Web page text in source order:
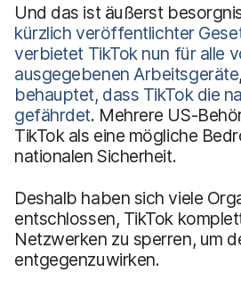
Und das ist äußerst
kürzlich veröffentlichter
verbietet TikTok nun für alle
ausgegebenen Arbeitsgeräte
behauptet, dass TikTok die
gefährdet. Mehrere US-
TikTok als eine mögliche
nationalen Sicherheit.
Deshalb haben sich viele
entschlossen, TikTok
Netzwerken zu sperren, um
entgegenzuwirken.